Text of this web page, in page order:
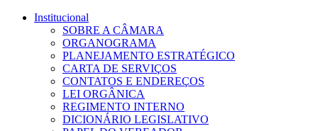
Institucional
SOBRE A CÂMARA
ORGANOGRAMA
PLANEJAMENTO ESTRATÉGICO
CARTA DE SERVIÇOS
CONTATOS E ENDEREÇOS
LEI ORGÂNICA
REGIMENTO INTERNO
DICIONÁRIO LEGISLATIVO